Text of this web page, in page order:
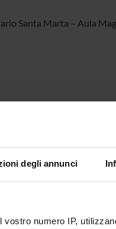
degli annunci
numero IP,
Santa Marta – Aula